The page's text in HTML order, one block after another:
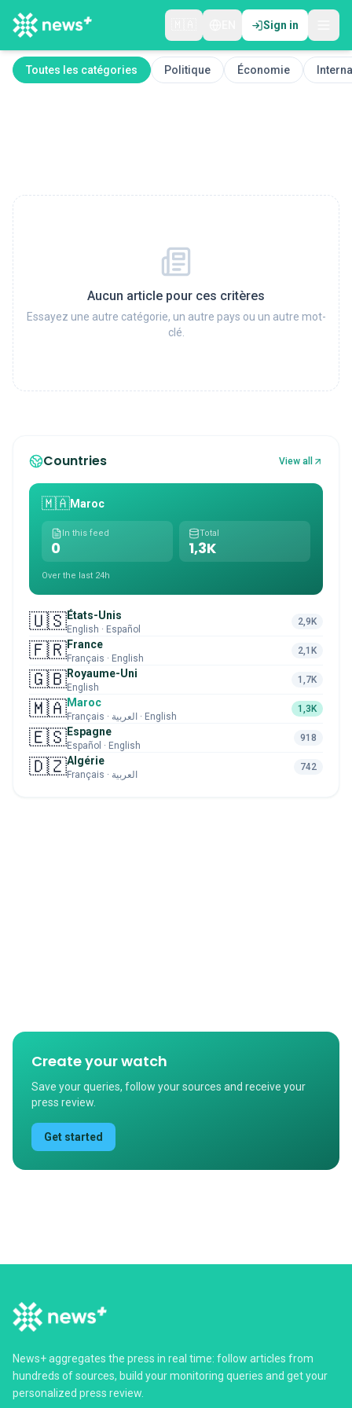
Sign in
Toutes les catégories Politique Économie
Aucun article pour ces critères
Essayez une autre catégorie, un autre pays ou un autre mot-
clé.
Countries View all
🇲🇦Maroc
In this feed
0
Total
1,3K
Over the last 24h
🇺🇸États-Unis
English · Español
2,9K
🇫🇷France
Français · English
2,1K
🇬🇧Royaume-Uni
English
1,7K
🇲🇦Maroc
Français · العربية · English
1,3K
🇪🇸Espagne
Español · English
918
🇩🇿Algérie
Français · العربية
742
Create your watch
Save your queries, follow your sources and receive your
press review.
Get started
News+ aggregates the press in real time: follow articles from
hundreds of sources, build your monitoring queries and get your
personalized press review.